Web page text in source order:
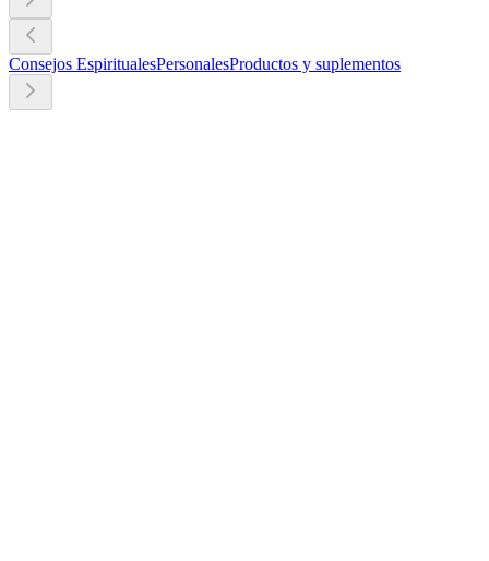
Consejos EspiritualesPersonalesProductos y suplementos